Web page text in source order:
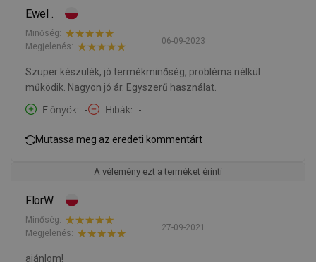
Ewel .
06-09-2023
Minőség:
Megjelenés:
Szuper készülék, jó termékminőség, probléma nélkül
működik. Nagyon jó ár. Egyszerű használat.
Előnyök
- Hibák -
Mutassa meg az eredeti kommentárt
A vélemény ezt a terméket érinti
FlorW
27-09-2021
Minőség:
Megjelenés:
ajánlom!